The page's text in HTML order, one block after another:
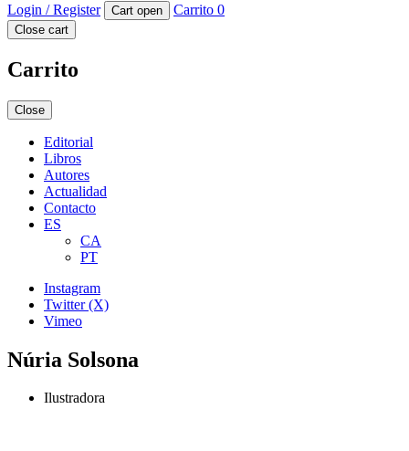
Login / Register Cart open Carrito 0
Close cart
Carrito
Close
Editorial
Libros
Autores
Actualidad
Contacto
ES
CA
PT
Instagram
Twitter (X)
Vimeo
Núria Solsona
Ilustradora